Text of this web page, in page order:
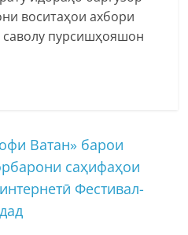
воситаҳои ахбори
пурсишҳояшон
Ватан» барои
саҳифаҳои
Фестивал-